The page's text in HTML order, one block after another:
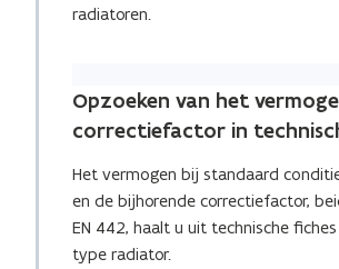
op
afbeelding
voor
vergrote
weergave)
radiatoren.
Opzoeken van het
correctiefactor in
Het vermogen bij standaard
en de bijhorende correctiefactor,
EN 442, haalt u uit technische
type radiator.